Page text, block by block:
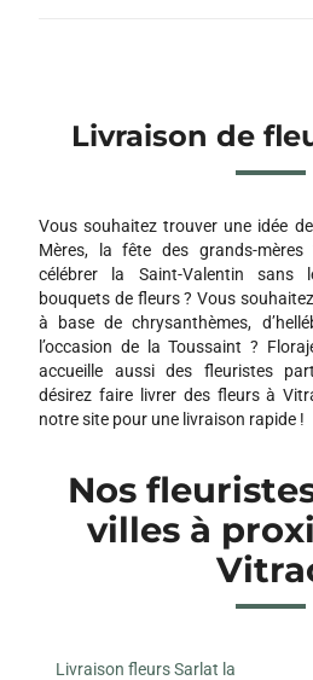
Livraison de
Vous souhaitez trouver une idée
Mères, la fête des grands-
célébrer la Saint-Valentin sans
bouquets de fleurs ? Vous
à base de chrysanthèmes,
l’occasion de la Toussaint ?
accueille aussi des fleuristes
désirez faire livrer des fleurs à
notre site pour une livraison rapide !
Nos
villes à
Livraison fleurs Sarlat la